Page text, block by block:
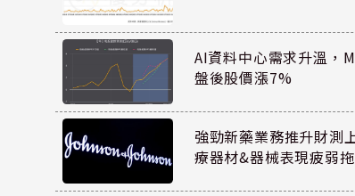
AI資料中心需求升溫，
盤後股價漲7%
強勁新藥業務推升財測
療器材&器械表現疲弱